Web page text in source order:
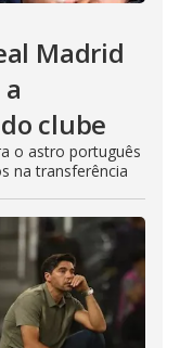
Madrid
clube
o astro português
na transferência